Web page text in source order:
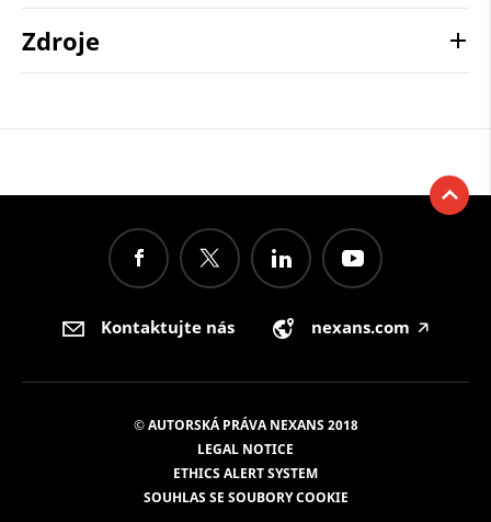
Zdroje
Kontaktujte nás nexans.com 🡥
© AUTORSKÁ PRÁVA NEXANS 2018
LEGAL NOTICE
ETHICS ALERT SYSTEM
SOUHLAS SE SOUBORY COOKIE